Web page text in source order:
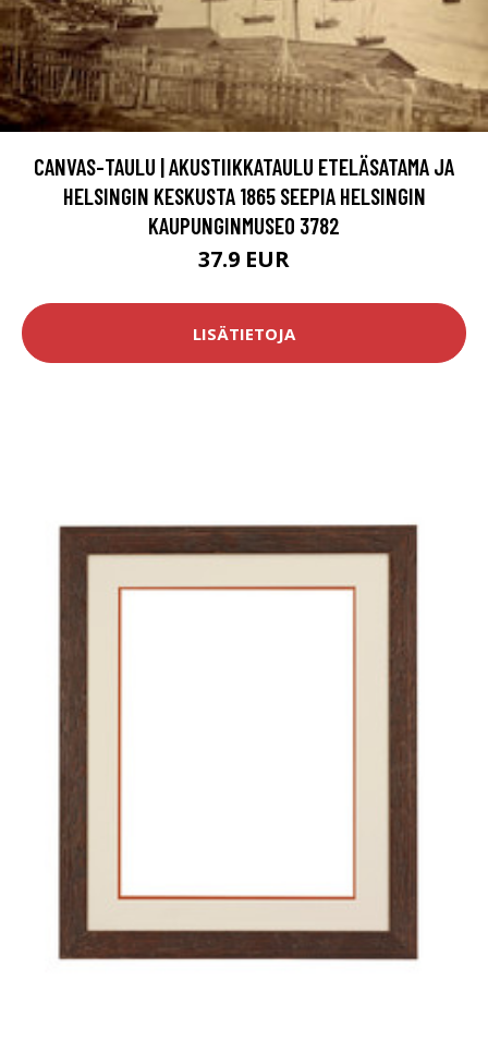
CANVAS-TAULU | AKUSTIIKKATAULU ETELÄSATAMA JA
HELSINGIN KESKUSTA 1865 SEEPIA HELSINGIN
KAUPUNGINMUSEO 3782
37.9 EUR
LISÄTIETOJA